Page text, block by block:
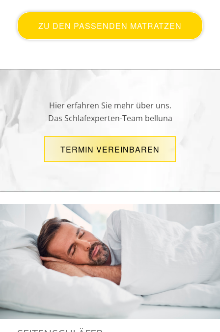
ZU DEN PASSENDEN MATRATZEN
Hier erfahren Sie mehr über uns.
Das Schlafexperten-Team belluna
TERMIN VEREINBAREN